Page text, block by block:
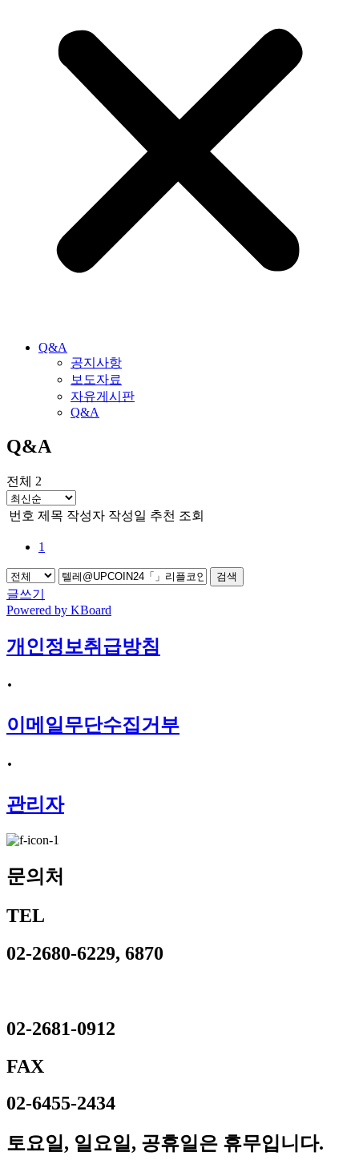
Q&A
공지사항
보도자료
자유게시판
Q&A
Q&A
전체 2
번호 제목 작성자 작성일 추천 조회
1
검색
글쓰기
Powered by KBoard
개인정보취급방침
·
이메일무단수집거부
·
관리자
문의처
TEL
02-2680-6229, 6870
02-2681-0912
FAX
02-6455-2434
토요일, 일요일, 공휴일은 휴무입니다.